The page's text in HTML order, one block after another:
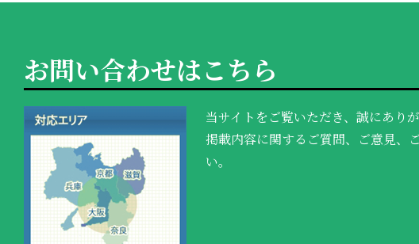
お問い合わせはこちら
当サイトをご覧いただき、誠にあり
掲載内容に関するご質問、ご意見、
い。